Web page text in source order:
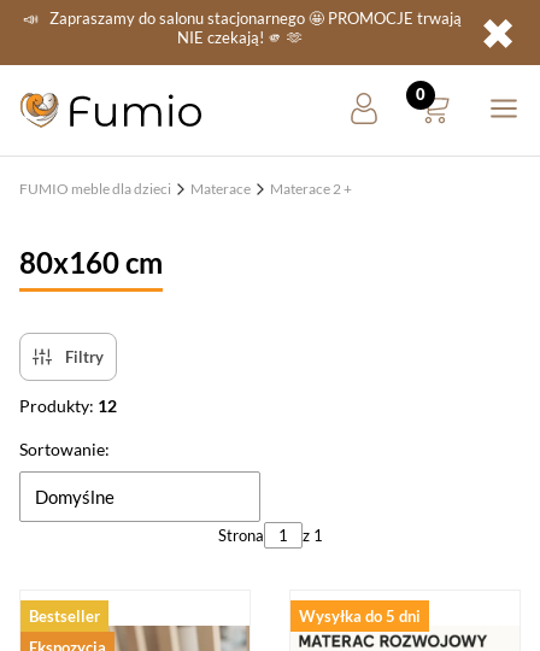
📣 Zapraszamy do salonu stacjonarnego🤩 PROMOCJE trwają
NIE czekają! 🫵 🫶 ✖
FUMIO meble dla dzieci Materace Materace 2 +
80x160 cm
Filtry
Produkty: 12
Lista produktów
Sortowanie:
Domyślne
Strona z 1
Bestseller
Ekspozycja
Wysyłka do 5 dni